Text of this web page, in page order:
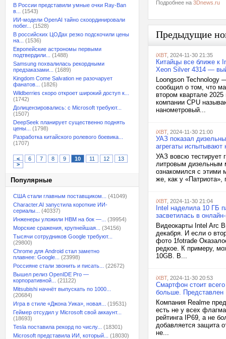
В России представили умные очки Ray-Ban
в...
(1543)
ИИ-модели OpenAI тайно скоординировали
побег...
(1528)
В российских ЦОДах резко подскочили цены
на...
(1536)
Европейские астрономы первыми
подтвердили...
(1488)
Samsung похвалилась рекордными
предзаказами...
(1689)
Kingdom Come Salvation не разочарует
фанатов...
(1826)
Wildberries скоро откроет широкий доступ к...
(1742)
Долицензировались: с Microsoft требуют...
(1507)
DeepSeek планирует существенно поднять
цены...
(1798)
Разработка китайского ролевого боевика...
(1707)
< 6 7 8 9 10 11 12
13
>
Популярные
США стали главным поставщиком...
(41049)
Character.AI запустила короткие ИИ-
сериалы...
(40337)
Инженеры уложили HBM на бок —...
(39954)
Морские сражения, крупнейшая...
(34156)
Тысячи сотрудников Google требуют...
(29800)
Chrome для Android стал заметно
плавнее: Google...
(23998)
Россияне стали звонить и писать...
(22672)
Вышел релиз OpenIDE Pro —
корпоративной...
(21122)
Mitsubishi начнёт выпускать по 1000...
(20684)
Игра в стиле «Джона Уика», новая...
(19531)
Геймер отсудил у Microsoft свой аккаунт...
(18693)
Tesla поставила рекорд по числу...
(18301)
Microsoft представила ИИ, который...
(18030)
Подробнее на 3Dnews.ru
Предыдущие
iXBT, 2024-11-30 21:35
Китайцы все ближе к
Xeon Silver 4314 —
Loongson Technology
сообщил о том, что
втором квартале
компании CPU
нанометровый...
iXBT, 2024-11-30 21:00
УАЗ показал
агрегаты
УАЗ вовсю тестирует
литровым дизельным
ознакомился с этими
же, как у «Патриота»,
iXBT, 2024-11-30 21:04
Intel наделила 10 ГБ
засветилась в
Видеокарты Intel Arc
декабря. И если о
фото 1fotrade
редкое. К примеру,
10GB. В...
iXBT, 2024-11-30 20:53
Смартфон стоит
больше. Представлен
Компания Realme
есть не у всех
рейтинга IP69, а не
добавляется защита
не...